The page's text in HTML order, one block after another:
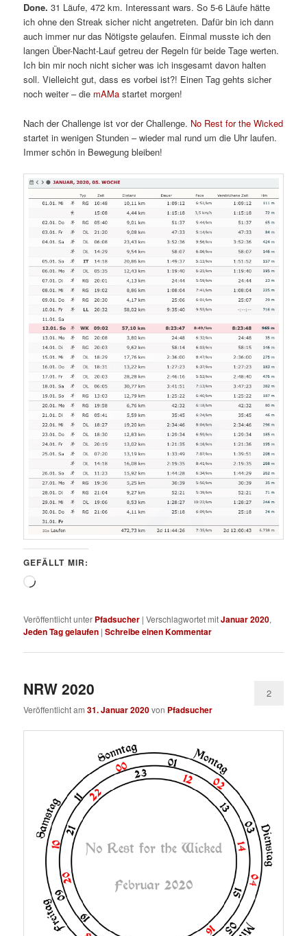
Done. 31 Läufe, 472 km. Interessant wars. So 5-6 Läufe hätte
ich ohne den Streak sicher nicht angetreten. Dafür bin ich dann
auch immer nur das Nötigste gelaufen. Einmal musste ich den
langen Über-Nacht-Lauf getreu der Regeln für beide Tage werten.
Ich bin mir noch nicht sicher was ich insgesamt davon halten
soll. Vielleicht gut, dass es vorbei ist?! Einen Tag gehts sicher
noch weiter – die mAMa startet morgen!
Nach der Challenge ist vor der Challenge. No Rest for the Wicked
startet in wenigen Stunden – wieder mal rund um die Uhr laufen.
Immer schön in Bewegung bleiben!
GEFÄLLT MIR:
Wird
Veröffentlicht unter Pfadsucher |Verschlagwortet mitJanuar 2020,
Jeden Tag gelaufen |Schreibe einen Kommentar
NRW 2020
Veröffentlicht am31. Januar 2020von Pfadsucher
2